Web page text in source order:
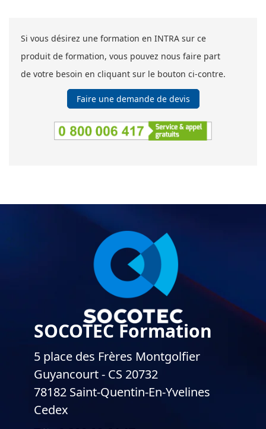
Si vous désirez une formation en INTRA sur ce
produit de formation, vous pouvez nous faire part
de votre besoin en cliquant sur le bouton ci-contre.
Faire une demande de devis
SOCOTEC Formation
5 place des Frères Montgolfier
Guyancourt - CS 20732
78182 Saint-Quentin-En-Yvelines
Cedex